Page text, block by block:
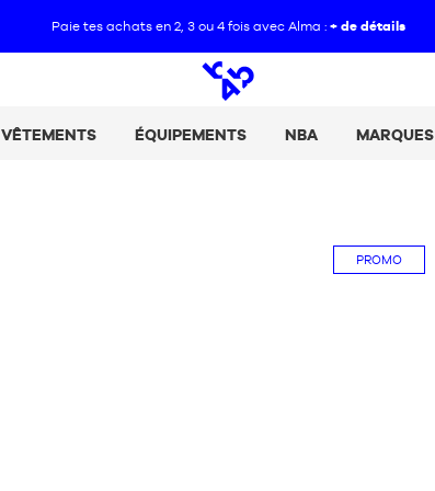
Paie tes achats en 2, 3 ou 4 fois avec Alma :+ de détails
VÊTEMENTS ÉQUIPEMENTS NBA MARQUES
PROMO